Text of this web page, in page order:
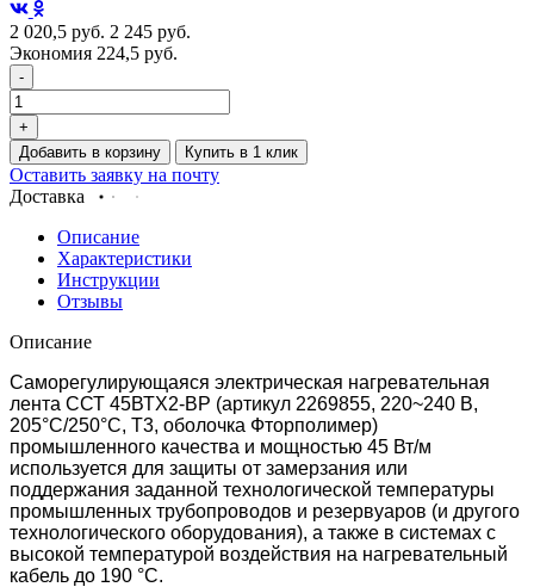
2 020,5 руб. 2 245 руб.
Экономия 224,5 руб.
-
+
Добавить в корзину
Купить в 1 клик
Оставить заявку на почту
Доставка
Описание
Характеристики
Инструкции
Отзывы
Описание
Саморегулирующаяся электрическая нагревательная
лента ССТ 45ВТХ2-ВР (артикул 2269855, 220~240 В,
205°С/250°С, T3, оболочка Фторполимер)
промышленного качества и мощностью 45 Вт/м
используется для защиты от замерзания или
поддержания заданной технологической температуры
промышленных трубопроводов и резервуаров (и другого
технологического оборудования), а также в системах с
высокой температурой воздействия на нагревательный
кабель до 190 °С.